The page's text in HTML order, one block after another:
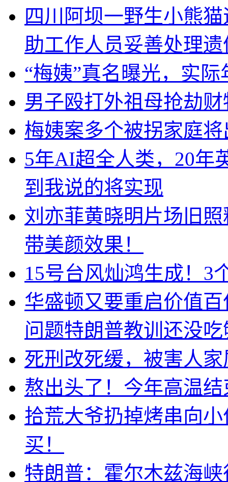
四川阿坝一野生小熊
助工作人员妥善处理遗
“梅姨”真名曝光，实
男子殴打外祖母抢劫
梅姨案多个被拐家庭
5年AI超全人类，20年
到我说的将实现
刘亦菲黄晓明片场旧
带美颜效果！
15号台风灿鸿生成！3
华盛顿又要重启价值
问题特朗普教训还没吃
死刑改死缓，被害人
熬出头了！今年高温
拾荒大爷扔掉烤串向
买！
特朗普：霍尔木兹海